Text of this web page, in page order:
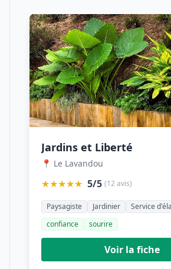
Jardins et Liberté
📍 Le Lavandou
★★★★★ 5/5 (12 avis)
Paysagiste Jardinier
Service
confiance
sourire
Voir la fiche